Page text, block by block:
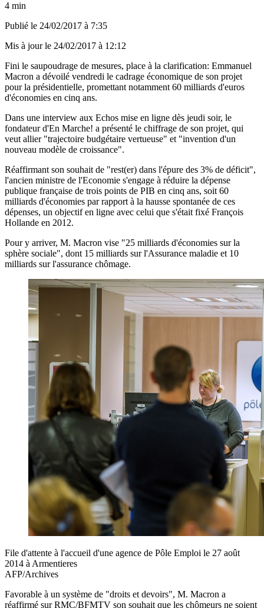
4 min
Publié le 24/02/2017 à 7:35
Mis à jour le 24/02/2017 à 12:12
Fini le saupoudrage de mesures, place à la clarification: Emmanuel
Macron a dévoilé vendredi le cadrage économique de son projet
pour la présidentielle, promettant notamment 60 milliards d'euros
d'économies en cinq ans.
Dans une interview aux Echos mise en ligne dès jeudi soir, le
fondateur d'En Marche! a présenté le chiffrage de son projet, qui
veut allier "trajectoire budgétaire vertueuse" et "invention d'un
nouveau modèle de croissance".
Réaffirmant son souhait de "rest(er) dans l'épure des 3% de déficit",
l'ancien ministre de l'Economie s'engage à réduire la dépense
publique française de trois points de PIB en cinq ans, soit 60
milliards d'économies par rapport à la hausse spontanée de ces
dépenses, un objectif en ligne avec celui que s'était fixé François
Hollande en 2012.
Pour y arriver, M. Macron vise "25 milliards d'économies sur la
sphère sociale", dont 15 milliards sur l'Assurance maladie et 10
milliards sur l'assurance chômage.
File d'attente à l'accueil d'une agence de Pôle Emploi le 27 août
2014 à Armentieres
AFP/Archives
Favorable à un système de "droits et devoirs", M. Macron a
réaffirmé sur RMC/BFMTV son souhait que les chômeurs ne soient